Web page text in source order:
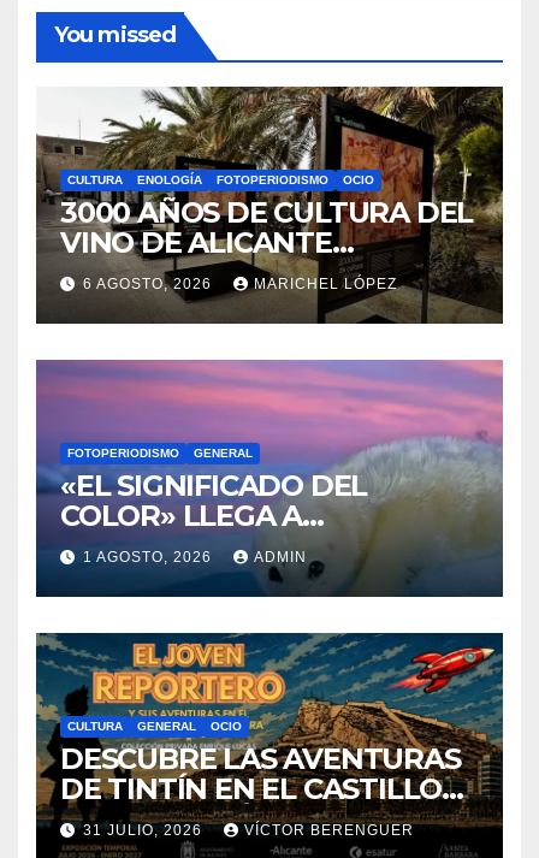
You missed
CULTURA ENOLOGÍA FOTOPERIODISMO OCIO
3000 AÑOS DE CULTURA DEL
VINO DE ALICANTE
RENACEN EN EL CASTILLO
DE SANTA BÁRBARA
6 AGOSTO, 2026 MARICHEL LÓPEZ
FOTOPERIODISMO GENERAL
«EL SIGNIFICADO DEL
COLOR» LLEGA A
VILLAJOYOSA
1 AGOSTO, 2026 ADMIN
CULTURA GENERAL OCIO
DESCUBRE LAS AVENTURAS
DE TINTÍN EN EL CASTILLO
DE SANTA BÁRBARA DE
ALICANTE
31 JULIO, 2026 VÍCTOR BERENGUER